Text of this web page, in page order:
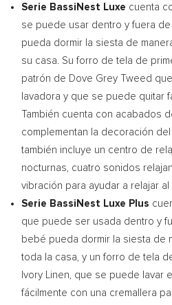
Serie BassiNest Luxe cuenta
se puede usar dentro y fuera
pueda dormir la siesta de
su casa. Su forro de tela de
patrón de Dove Grey Tweed
lavadora y que se puede quitar
También cuenta con acabados
complementan la decoración del
también incluye un centro de
nocturnas, cuatro sonidos
vibración para ayudar a relajar
Serie BassiNest Luxe Plus
que puede ser usada dentro y
bebé pueda dormir la siesta de
toda la casa, y un forro de tela
Ivory Linen, que se puede lavar
fácilmente con una cremallera